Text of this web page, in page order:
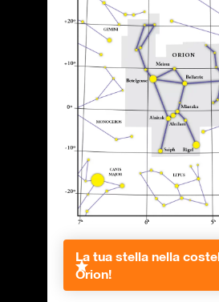
La tua stella nella
Orion!